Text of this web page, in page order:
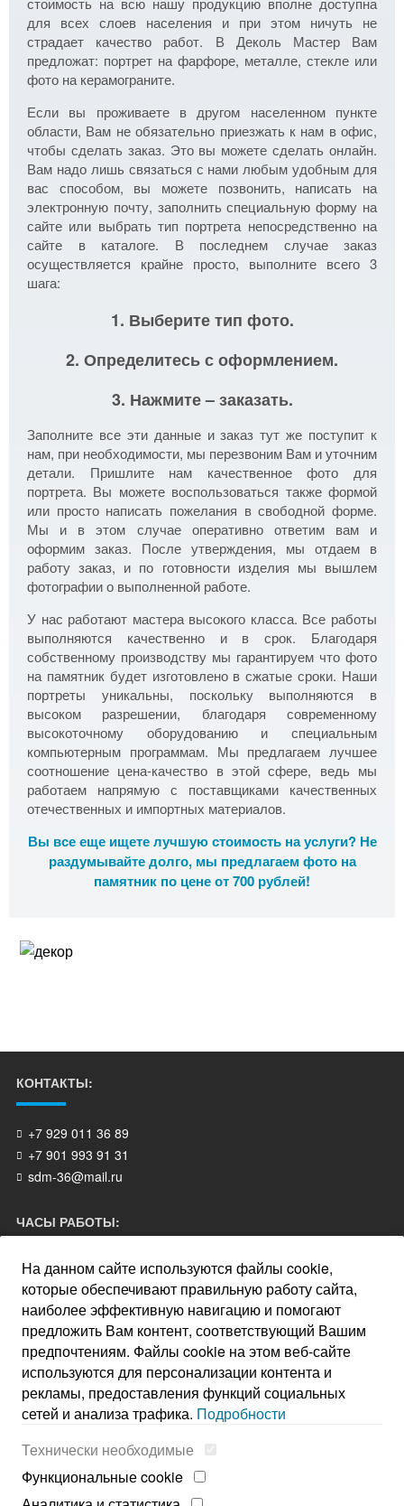
для всех слоев населения и при этом ничуть не
страдает качество работ. В Деколь Мастер Вам
предложат: портрет на фарфоре, металле, стекле или
фото на керамограните.
Если вы проживаете в другом населенном пункте
области, Вам не обязательно приезжать к нам в офис,
чтобы сделать заказ. Это вы можете сделать онлайн.
Вам надо лишь связаться с нами любым удобным для
вас способом, вы можете позвонить, написать на
электронную почту, заполнить специальную форму на
сайте или выбрать тип портрета непосредственно на
сайте в каталоге. В последнем случае заказ
осуществляется крайне просто, выполните всего 3
шага:
1. Выберите тип фото.
2. Определитесь с оформлением.
3. Нажмите – заказать.
Заполните все эти данные и заказ тут же поступит к
нам, при необходимости, мы перезвоним Вам и уточним
детали. Пришлите нам качественное фото для
портрета. Вы можете воспользоваться также формой
или просто написать пожелания в свободной форме.
Мы и в этом случае оперативно ответим вам и
оформим заказ. После утверждения, мы отдаем в
работу заказ, и по готовности изделия мы вышлем
фотографии о выполненной работе.
У нас работают мастера высокого класса. Все работы
выполняются качественно и в срок. Благодаря
собственному производству мы гарантируем что фото
на памятник будет изготовлено в сжатые сроки. Наши
портреты уникальны, поскольку выполняются в
высоком разрешении, благодаря современному
высокоточному оборудованию и специальным
компьютерным программам. Мы предлагаем лучшее
соотношение цена-качество в этой сфере, ведь мы
работаем напрямую с поставщиками качественных
отечественных и импортных материалов.
Вы все еще ищете лучшую стоимость на услуги? Не
раздумывайте долго, мы предлагаем фото на
памятник по цене от 700 рублей!
КОНТАКТЫ:
+7 929 011 36 89
+7 901 993 91 31
sdm-36@mail.ru
ЧАСЫ РАБОТЫ:
пн - пт: 10.00-18.00
сб - выходной
вс - выходной
ПОЛЬЗОВАТЕЛЯМ:
Карта сайта
Политика файлов cookie
На данном сайте используются файлы cookie,
которые обеспечивают правильную работу сайта,
наиболее эффективную навигацию и помогают
предложить Вам контент, соответствующий Вашим
предпочтениям. Файлы cookie на этом веб-сайте
используются для персонализации контента и
рекламы, предоставления функций социальных
сетей и анализа трафика. Подробности
Технически необходимые
Функциональные cookie